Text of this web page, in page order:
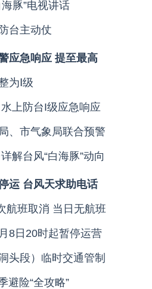
豚”电视讲话
台主动仗
应急响应 提至最高
为Ⅰ级
水上防台I级应急响应
、市气象局联合预警
解台风“白海豚”动向
运 台风天求助电话
航班取消 当日无航班
8日20时起暂停运营
头段）临时交通管制
避险“全攻略”